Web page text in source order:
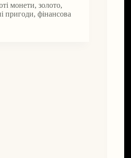
монети,золото,
пригоди,фінансова